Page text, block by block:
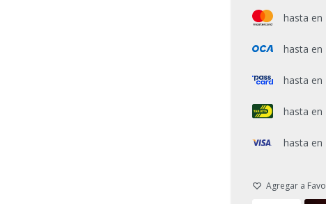
hasta en
hasta en
hasta en
hasta en
hasta en